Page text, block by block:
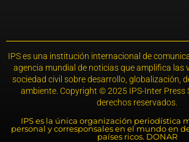
IPS es una institución internacional de
agencia mundial de noticias que amplifica las
sociedad civil sobre desarrollo, globalización,
ambiente. Copyright © 2025 IPS-Inter Press
derechos reservados.
IPS es la única organización periodística
personal y corresponsales en el mundo en
países ricos. DONAR